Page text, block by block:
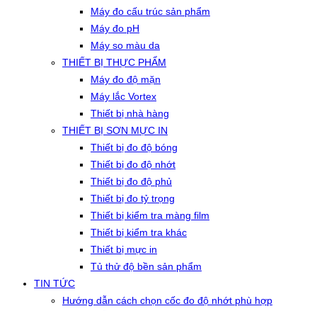
Máy đo cấu trúc sản phẩm
Máy đo pH
Máy so màu da
THIẾT BỊ THỰC PHẨM
Máy đo độ mặn
Máy lắc Vortex
Thiết bị nhà hàng
THIẾT BỊ SƠN MỰC IN
Thiết bị đo độ bóng
Thiết bị đo độ nhớt
Thiết bị đo độ phủ
Thiết bị đo tỷ trọng
Thiết bị kiểm tra màng film
Thiết bị kiểm tra khác
Thiết bị mực in
Tủ thử độ bền sản phẩm
TIN TỨC
Hướng dẫn cách chọn cốc đo độ nhớt phù hợp